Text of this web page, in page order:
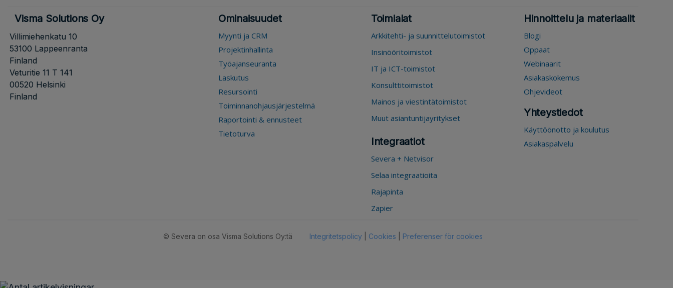
Visma Solutions Oy
Villimiehenkatu 10
53100 Lappeenranta
Finland
Veturitie 11 T 141
00520 Helsinki
Finland
Ominaisuudet
Myynti ja CRM
Projektinhallinta
Työajanseuranta
Laskutus
Resursointi
Toiminnanohjausjärjestelmä
Raportointi & ennusteet
Tietoturva
Toimialat
Arkkitehti- ja suunnittelutoimistot
Insinööritoimistot
IT ja ICT-toimistot
Konsulttitoimistot
Mainos ja viestintätoimistot
Muut asiantuntijayritykset
Integraatiot
Severa + Netvisor
Selaa integraatioita
Rajapinta
Zapier
Hinnoittelu ja materiaalit
Blogi
Oppaat
Webinaarit
Asiakaskokemus
Ohjevideot
Yhteystiedot
Käyttöönotto ja koulutus
Asiakaspalvelu
© Severa on osa Visma Solutions Oy:tä Integritetspolicy Cookies Preferenser för cookies